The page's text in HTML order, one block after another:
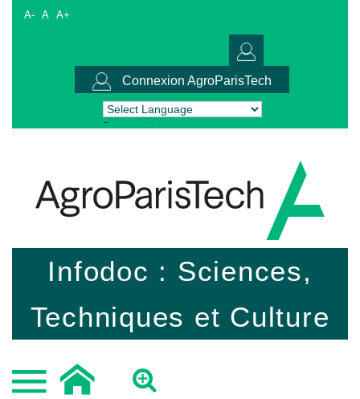
A- A A+
Connexion AgroParisTech
Powered by Translate
Infodoc : Sciences,
Techniques et Culture